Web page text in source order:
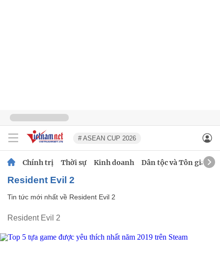
# ASEAN CUP 2026
Chính trị Thời sự Kinh doanh Dân tộc và Tôn giáo
Resident Evil 2
Tin tức mới nhất về Resident Evil 2
Resident Evil 2